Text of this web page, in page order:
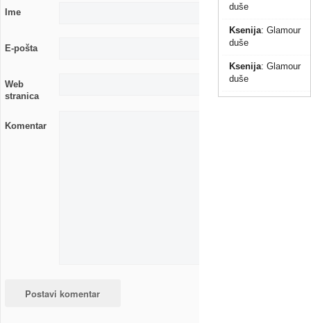
Ime
E-pošta
Web
stranica
Komentar
duše
Ksenija: Glamour
duše
Ksenija: Glamour
duše